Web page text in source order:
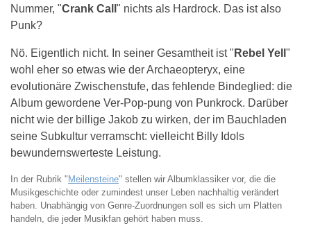
Nummer, "Crank Call " nichts als Hardrock. Das ist also
Punk?
Nö. Eigentlich nicht. In seiner Gesamtheit ist " Rebel Yell "
wohl eher so etwas wie der Archaeopteryx, eine
evolutionäre Zwischenstufe, das fehlende Bindeglied: die
Album gewordene Ver-Pop-pung von Punkrock. Darüber
nicht wie der billige Jakob zu wirken, der im Bauchladen
seine Subkultur verramscht: vielleicht Billy Idols
bewundernswerteste Leistung.
In der Rubrik " Meilensteine" stellen wir Albumklassiker vor, die die
Musikgeschichte oder zumindest unser Leben nachhaltig verändert
haben. Unabhängig von Genre-Zuordnungen soll es sich um Platten
handeln, die jeder Musikfan gehört haben muss.